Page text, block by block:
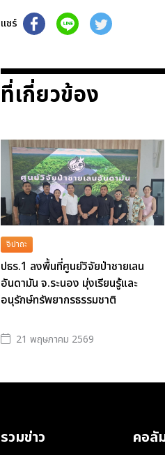
แชร์
ที่เกี่ยวข้อง
จิปาถะ
ปธร.1 ลงพื้นที่ศูนย์วิจัยป่าชายเลน
อันดามัน จ.ระนอง มุ่งเรียนรู้และ
อนุรักษ์ทรัพยากรธรรมชาติ
21 พฤษภาคม 2569
รวมข่าว คอลั